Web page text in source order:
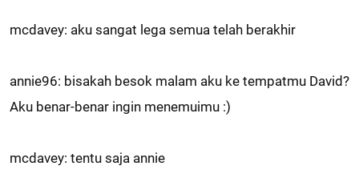
mcdavey: aku sangat lega semua telah berakhir
annie96: bisakah besok malam aku ke tempatmu David?
Aku benar-benar ingin menemuimu :)
mcdavey: tentu saja annie